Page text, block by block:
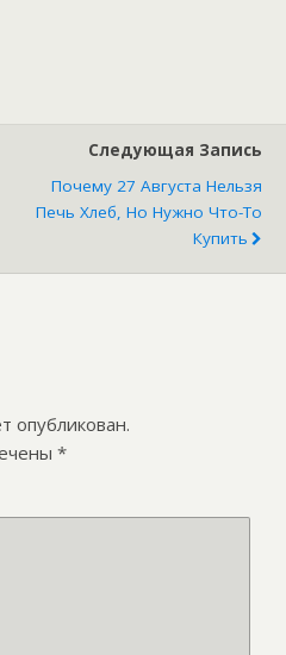
Следующая Запись
Почему 27 Августа Нельзя
Печь Хлеб, Но Нужно Что-То
Купить
опубликован.
*